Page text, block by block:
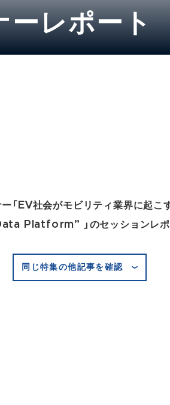
ーレポート
EV社会がモビリティ業界に起こ
Platform” 」のセッションレポ
同じ特集の他記事を確認